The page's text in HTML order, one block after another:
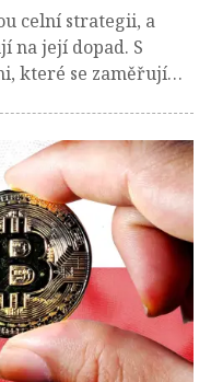
celní strategii, a
na její dopad. S
které se zaměřují
politika americká
jen další
trhu?